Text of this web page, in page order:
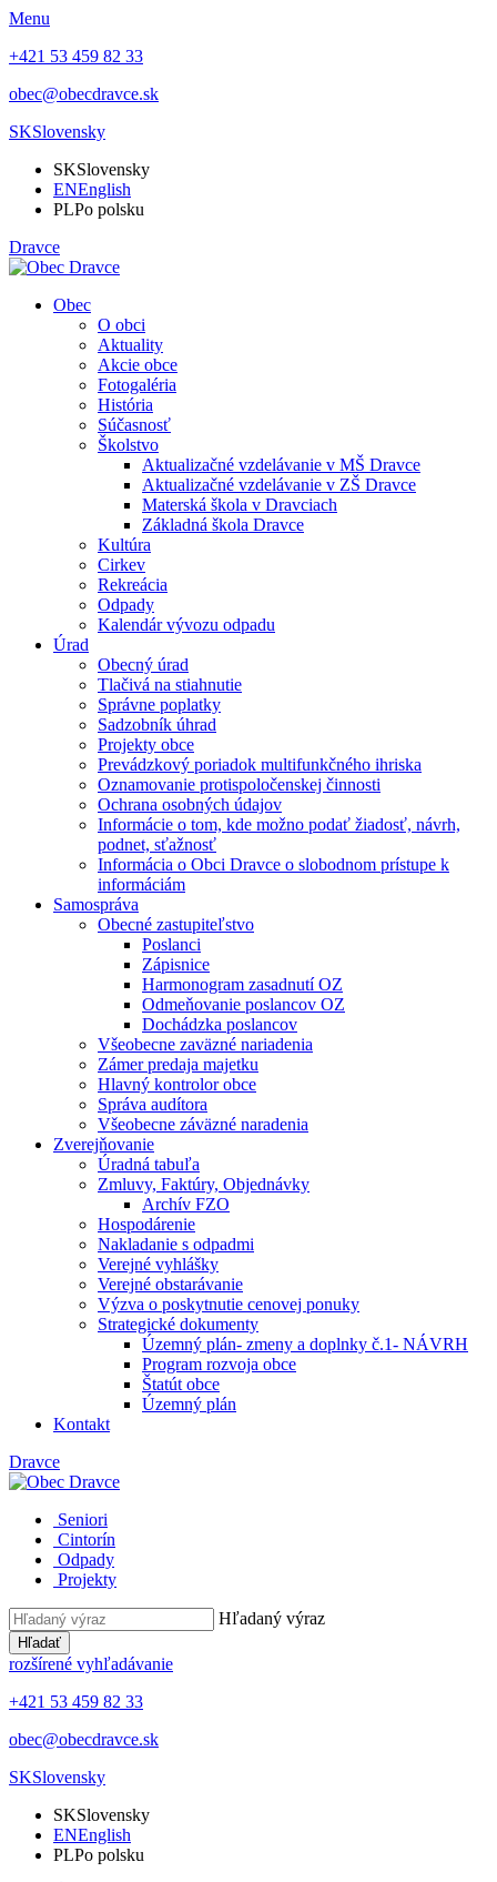
Menu
+421 53 459 82 33
obec@obecdravce.sk
SKSlovensky
SKSlovensky
ENEnglish
PLPo polsku
Dravce
Obec
O obci
Aktuality
Akcie obce
Fotogaléria
História
Súčasnosť
Školstvo
Aktualizačné vzdelávanie v MŠ Dravce
Aktualizačné vzdelávanie v ZŠ Dravce
Materská škola v Dravciach
Základná škola Dravce
Kultúra
Cirkev
Rekreácia
Odpady
Kalendár vývozu odpadu
Úrad
Obecný úrad
Tlačivá na stiahnutie
Správne poplatky
Sadzobník úhrad
Projekty obce
Prevádzkový poriadok multifunkčného ihriska
Oznamovanie protispoločenskej činnosti
Ochrana osobných údajov
Informácie o tom, kde možno podať žiadosť, návrh,
podnet, sťažnosť
Informácia o Obci Dravce o slobodnom prístupe k
informáciám
Samospráva
Obecné zastupiteľstvo
Poslanci
Zápisnice
Harmonogram zasadnutí OZ
Odmeňovanie poslancov OZ
Dochádzka poslancov
Všeobecne zaväzné nariadenia
Zámer predaja majetku
Hlavný kontrolor obce
Správa audítora
Všeobecne záväzné naradenia
Zverejňovanie
Úradná tabuľa
Zmluvy, Faktúry, Objednávky
Archív FZO
Hospodárenie
Nakladanie s odpadmi
Verejné vyhlášky
Verejné obstarávanie
Výzva o poskytnutie cenovej ponuky
Strategické dokumenty
Územný plán- zmeny a doplnky č.1- NÁVRH
Program rozvoja obce
Štatút obce
Územný plán
Kontakt
Dravce
Seniori
Cintorín
Odpady
Projekty
Hľadaný výraz
Hľadať
rozšírené vyhľadávanie
+421 53 459 82 33
obec@obecdravce.sk
SKSlovensky
SKSlovensky
ENEnglish
PLPo polsku